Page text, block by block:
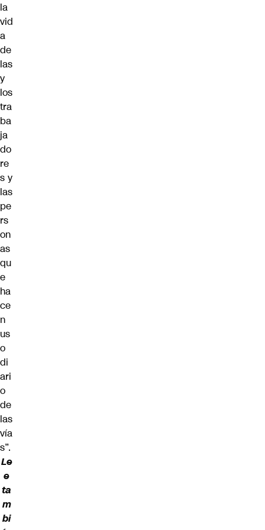
la
vid
a
de
las
y
los
tra
ba
ja
do
re
s y
las
pe
rs
on
as
qu
e
ha
ce
n
us
o
di
ari
o
de
las
vía
s”.
Le
e
ta
m
bi